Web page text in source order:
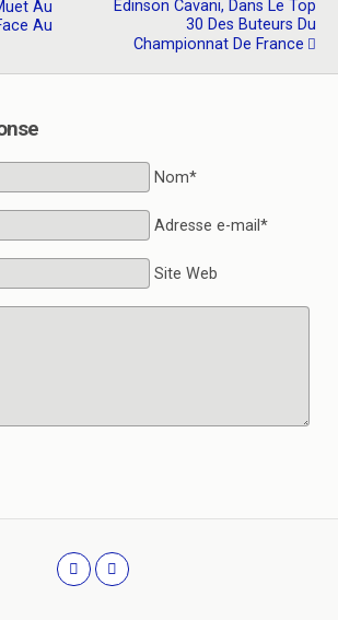
Au
Au
Edinson Cavani, Dans Le Top
30 Des Buteurs Du
Championnat De France
Nom*
Adresse e-mail*
Site Web